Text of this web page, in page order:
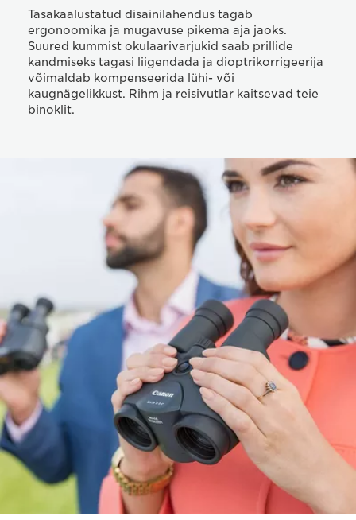
Tasakaalustatud disainilahendus tagab
ergonoomika ja mugavuse pikema aja jaoks.
Suured kummist okulaarivarjukid saab prillide
kandmiseks tagasi liigendada ja dioptrikorrigeerija
võimaldab kompenseerida lühi- või
kaugnägelikkust. Rihm ja reisivutlar kaitsevad teie
binoklit.